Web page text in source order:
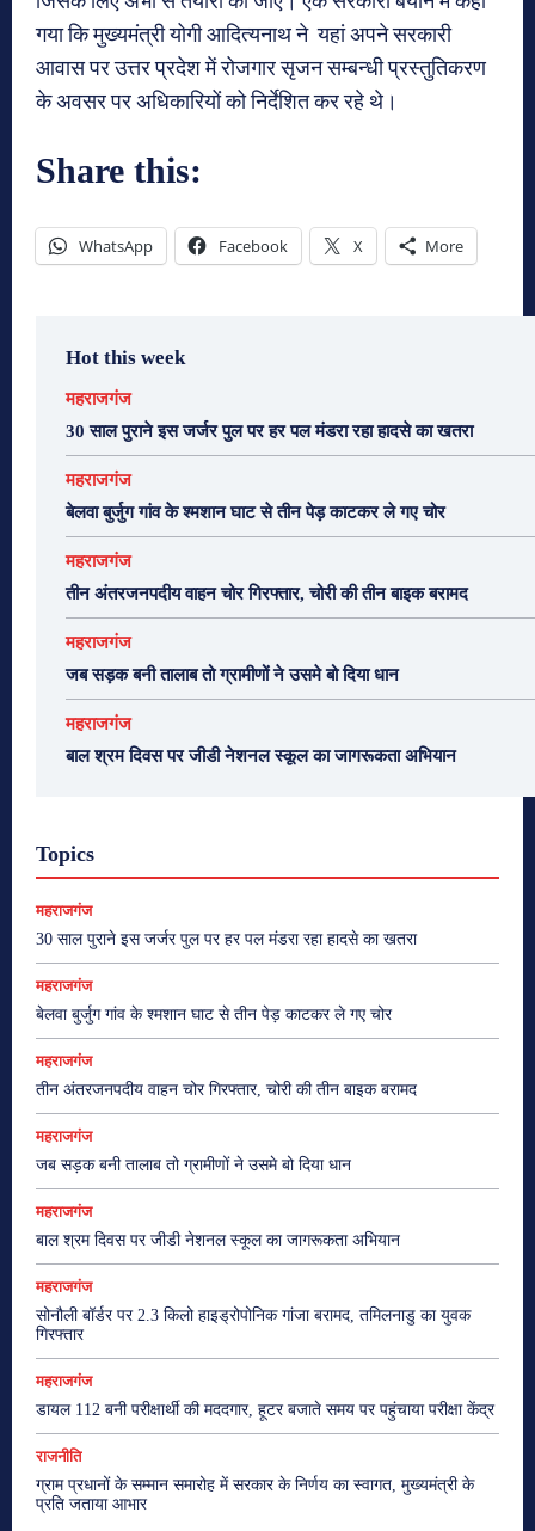
गया कि मुख्यमंत्री योगी आदित्यनाथ ने यहां अपने सरकारी
आवास पर उत्तर प्रदेश में रोजगार सृजन सम्बन्धी प्रस्तुतिकरण
के अवसर पर अधिकारियों को निर्देशित कर रहे थे।
Share this:
WhatsApp Facebook X More
Hot this week
महराजगंज
30 साल पुराने इस जर्जर पुल पर हर पल मंडरा रहा हादसे का खतरा
महराजगंज
बेलवा बुर्जुग गांव के श्मशान घाट से तीन पेड़ काटकर ले गए चोर
महराजगंज
तीन अंतरजनपदीय वाहन चोर गिरफ्तार, चोरी की तीन बाइक बरामद
महराजगंज
जब सड़क बनी तालाब तो ग्रामीणों ने उसमे बो दिया धान
महराजगंज
बाल श्रम दिवस पर जीडी नेशनल स्कूल का जागरूकता अभियान
Topics
महराजगंज
30 साल पुराने इस जर्जर पुल पर हर पल मंडरा रहा हादसे का खतरा
महराजगंज
बेलवा बुर्जुग गांव के श्मशान घाट से तीन पेड़ काटकर ले गए चोर
महराजगंज
तीन अंतरजनपदीय वाहन चोर गिरफ्तार, चोरी की तीन बाइक बरामद
महराजगंज
जब सड़क बनी तालाब तो ग्रामीणों ने उसमे बो दिया धान
महराजगंज
बाल श्रम दिवस पर जीडी नेशनल स्कूल का जागरूकता अभियान
महराजगंज
सोनौली बॉर्डर पर 2.3 किलो हाइड्रोपोनिक गांजा बरामद, तमिलनाडु का युवक
गिरफ्तार
महराजगंज
डायल 112 बनी परीक्षार्थी की मददगार, हूटर बजाते समय पर पहुंचाया परीक्षा केंद्र
राजनीति
ग्राम प्रधानों के सम्मान समारोह में सरकार के निर्णय का स्वागत, मुख्यमंत्री के
प्रति जताया आभार